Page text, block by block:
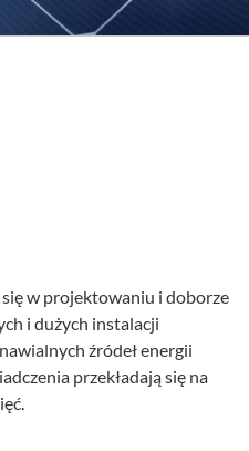
w projektowaniu i doborze
i dużych instalacji
źródeł energii
przekładają się na